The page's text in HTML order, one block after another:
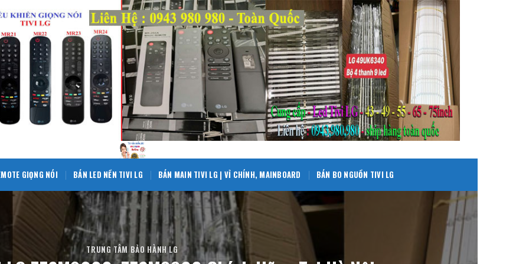
GIỌNG NÓI BÁN LED NỀN TIVI LG BÁN MAIN TIVI LG | VỈ CHÍNH, MAINBOARD BÁN BO NGUỒN TIVI LG
TRUNG TÂM BẢO HÀNH LG